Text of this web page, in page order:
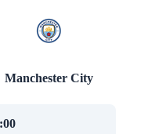
Manchester City